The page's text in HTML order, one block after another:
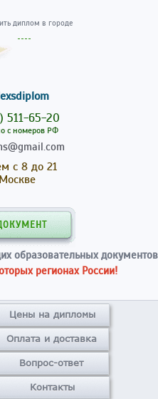
511-65-20
с номеров РФ
с 8 до 21
образовательных документов
регионах России!
Цены на дипломы
Оплата и доставка
Вопрос-ответ
Контакты